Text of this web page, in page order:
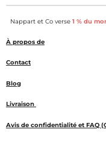
Nappart et Co verse 1 % du
À propos de
Contact
Blog
Livraison
Avis de confidentialité et FAQ